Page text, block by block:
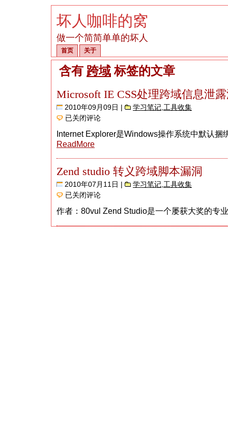
坏人咖啡的窝
做一个简简单单的坏人
首页 关于
含有 跨域标签的文章
Microsoft IE CSS处理跨域信息泄
2010年09月09日 | 学习笔记 工具收集
Microsoft
IE
处
理
跨
域
息
泄
露
漏
已关闭评论
Internet Explorer是Windows操作系统中默认捆
ReadMore
Zend studio 转义跨域脚本漏洞
2010年07月11日 | 学习笔记,工具收集
Zend
studio
转
义
已关闭评论
作者：80vul Zend Studio是一个屡获大奖的专